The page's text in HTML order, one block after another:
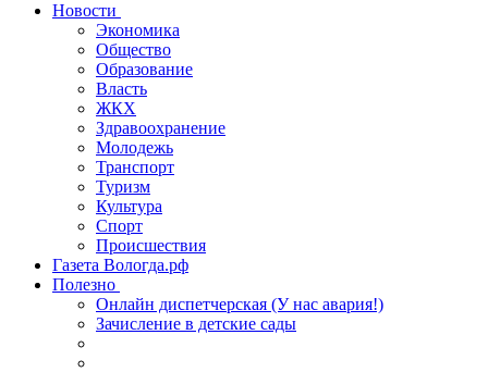
Новости
Экономика
Общество
Образование
Власть
ЖКХ
Здравоохранение
Молодежь
Транспорт
Туризм
Культура
Спорт
Происшествия
Газета Вологда.рф
Полезно
Онлайн диспетчерская (У нас авария!)
Зачисление в детские сады